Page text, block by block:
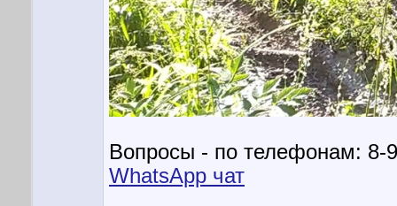
Вопросы - по телефонам: 8-
WhatsApp чат